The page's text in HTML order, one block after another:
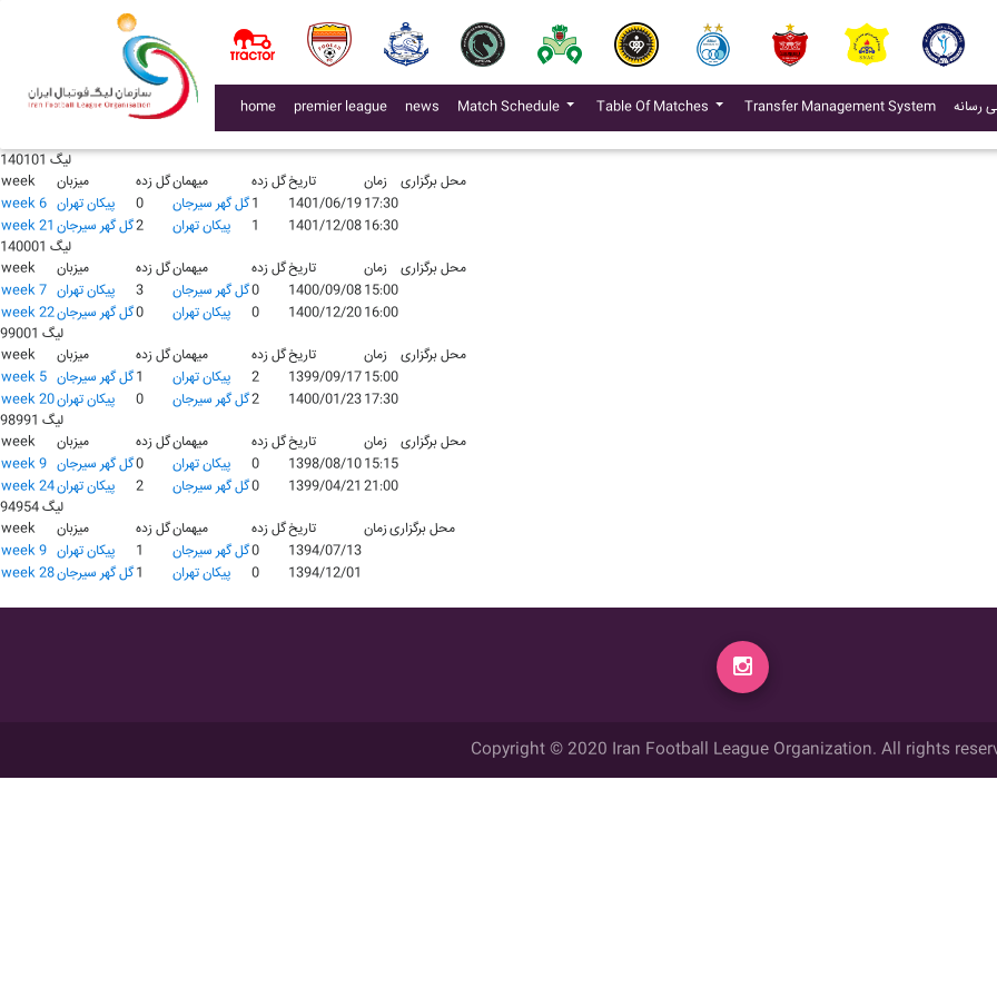
home premier league news(current)
Match Schedule Table Of Matches Transfer Management System(current)
رسانه
گل زده گل زده زمان
محل برگزاری
گل گهر سیرجان 0 پيکان تهران1 1404/09/1316:15
week
میزبان گل زده میهمان
محل برگزاری
0 گل گهر سیرجان0 1402/05/2419:30
لیگ 140101
week
میزبان گل زدهمیهمان گل زدهتاریخ زمان
محل برگزاری
week 6 پيکان تهران 0 گل گهر سیرجان1 1401/06/1917:30
week 21 گل گهر سیرجان2 پيکان تهران 1 1401/12/0816:30
لیگ 140001
week
میزبان گل زدهمیهمان گل زدهتاریخ زمان
محل برگزاری
week 7 پيکان تهران 3 گل گهر سیرجان0 1400/09/0815:00
week 22گل گهر سیرجان0 پيکان تهران 0 1400/12/2016:00
لیگ 99001
week
میزبان گل زدهمیهمان گل زدهتاریخ زمان
محل برگزاری
week 5 گل گهر سیرجان1 پيکان تهران 2 1399/09/1715:00
week 20پيکان تهران 0 گل گهر سیرجان2 1400/01/2317:30
لیگ 98991
week
میزبان گل زدهمیهمان گل زدهتاریخ زمان
محل برگزاری
week 9 گل گهر سیرجان0 پيکان تهران 0 1398/08/1015:15
week 24پيکان تهران 2 گل گهر سیرجان0 1399/04/21 21:00
لیگ 94954
week
میزبان گل زدهمیهمان گل زدهتاریخ زمانمحل برگزاری
week 9 پيکان تهران 1 گل گهر سیرجان0
1394/07/13
week 28گل گهر سیرجان1 پيکان تهران 0 1394/12/01
Copyright © 2020 Iran Football League Organization. All rights